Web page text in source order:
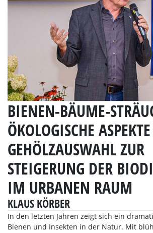
BIENEN-BÄUME-
ÖKOLOGISCHE
GEHÖLZAUSWAHL ZUR
STEIGERUNG DER
IM URBANEN RAUM
KLAUS KÖRBER
In den letzten Jahren zeigt sich ein
Bienen und Insekten in der Natur. Mit